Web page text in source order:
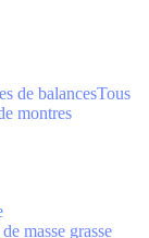
de balancesTous
montres
masse grasse